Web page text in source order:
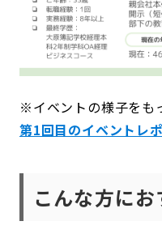
※イベントの様子をも
第1回目のイベントレ
こんな方にお